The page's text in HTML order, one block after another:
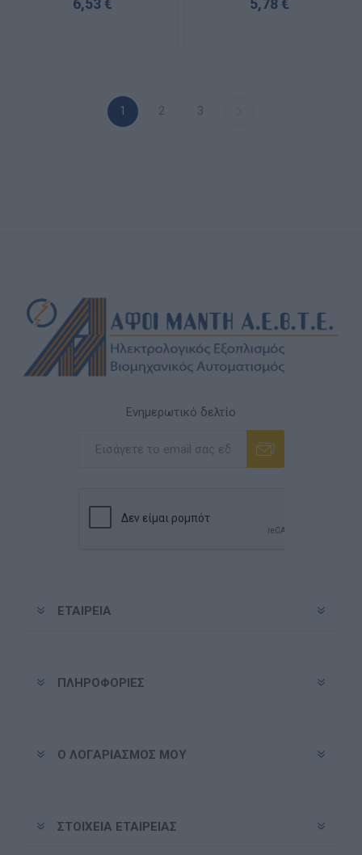
6,53 € 5,78 €
1 2 3
Ενημερωτικό δελτίο
ΕΤΑΙΡΕΊΑ
ΠΛΗΡΟΦΟΡΊΕΣ
Ο ΛΟΓΑΡΙΑΣΜΌΣ ΜΟΥ
ΣΤΟΙΧΕΊΑ ΕΤΑΙΡΕΊΑΣ